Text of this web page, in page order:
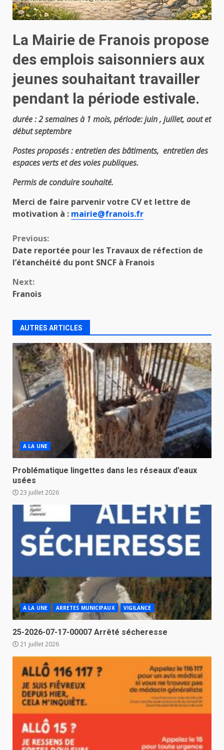
La Mairie de Franois propose
des emplois saisonniers aux
jeunes souhaitant travailler
pendant la période estivale.
durée : 2 semaines à 1 mois, période: juin , juillet, aout et
début septembre
Postes proposés : entretien des bâtiments, entretien des
espaces verts et des voies publiques.
Permis de conduire souhaité.
Merci de faire parvenir votre CV et lettre de
motivation à : mairie@franois.fr
Continue
Reading
Previous:
Date reportée pour les Travaux de réfection de
l’étanchéité du pont SNCF à Franois
Next:
Franois
AUTRES ARTICLES
A LA UNE
Problématique lingettes dans les réseaux d’eaux
usées
23 juillet 2026
A LA UNE ARRETES MUNICIPAUX VIGILANCE
25-2026-07-17-00007 Arrêté sécheresse
21 juillet 2026